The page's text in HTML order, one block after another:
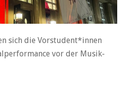
sich die Vorstudent*innen
vor der Musik-